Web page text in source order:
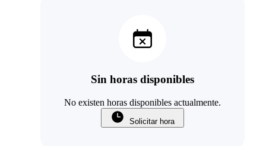
Sin horas disponibles
No existen horas disponibles actualmente.
Solicitar hora